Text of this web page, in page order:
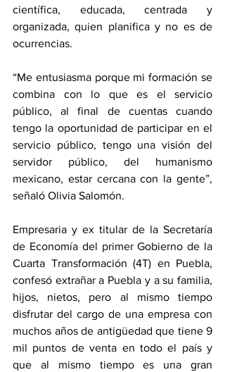
científica, educada, centrada y
organizada, quien planifica y no es de
ocurrencias.
“Me entusiasma porque mi formación se
combina con lo que es el servicio
público, al final de cuentas cuando
tengo la oportunidad de participar en el
servicio público, tengo una visión del
servidor público, del humanismo
mexicano, estar cercana con la gente”,
señaló Olivia Salomón.
Empresaria y ex titular de la Secretaría
de Economía del primer Gobierno de la
Cuarta Transformación (4T) en Puebla,
confesó extrañar a Puebla y a su familia,
hijos, nietos, pero al mismo tiempo
disfrutar del cargo de una empresa con
muchos años de antigüedad que tiene 9
mil puntos de venta en todo el país y
que al mismo tiempo es una gran